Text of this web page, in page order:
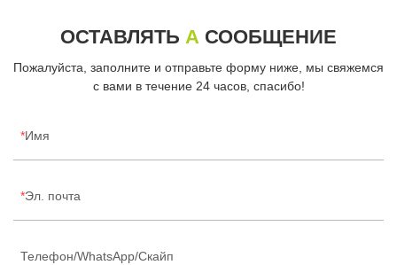
ОСТАВЛЯТЬ А СООБЩЕНИЕ
Пожалуйста, заполните и отправьте форму ниже, мы свяжемся
с вами в течение 24 часов, спасибо!
Имя
Эл. почта
Телефон/WhatsApp/Скайп